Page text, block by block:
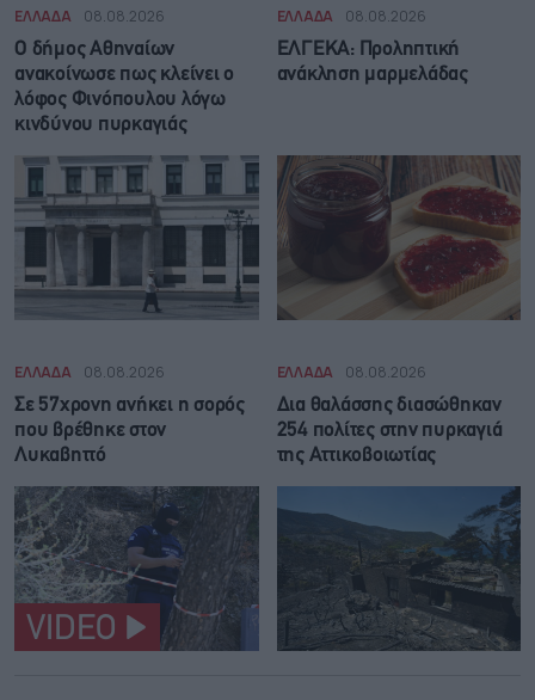
ΕΛΛΑΔΑ 08.08.2026
Ο δήμος Αθηναίων
ανακοίνωσε πως κλείνει ο
λόφος Φινόπουλου λόγω
κινδύνου πυρκαγιάς
ΕΛΛΑΔΑ 08.08.2026
ΕΛΓΕΚΑ: Προληπτική
ανάκληση μαρμελάδας
ΕΛΛΑΔΑ 08.08.2026
Σε 57χρονη ανήκει η σορός
που βρέθηκε στον
Λυκαβηττό
VIDEO
ΕΛΛΑΔΑ 08.08.2026
Δια θαλάσσης διασώθηκαν
254 πολίτες στην πυρκαγιά
της Αττικοβοιωτίας